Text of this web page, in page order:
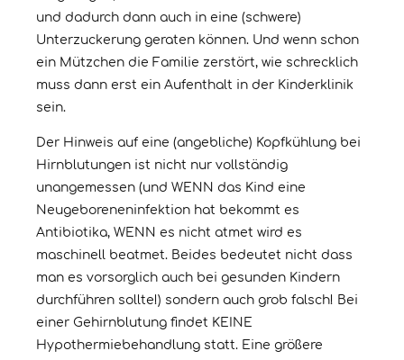
und dadurch dann auch in eine (schwere)
Unterzuckerung geraten können. Und wenn schon
ein Mützchen die Familie zerstört, wie schrecklich
muss dann erst ein Aufenthalt in der Kinderklinik
sein.
Der Hinweis auf eine (angebliche) Kopfkühlung bei
Hirnblutungen ist nicht nur vollständig
unangemessen (und WENN das Kind eine
Neugeboreneninfektion hat bekommt es
Antibiotika, WENN es nicht atmet wird es
maschinell beatmet. Beides bedeutet nicht dass
man es vorsorglich auch bei gesunden Kindern
durchführen sollte!) sondern auch grob falsch! Bei
einer Gehirnblutung findet KEINE
Hypothermiebehandlung statt. Eine größere